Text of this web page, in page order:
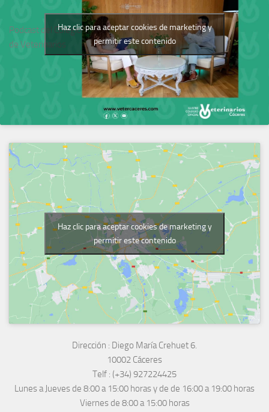
Podcast del Colegio
de Veterinarios
Haz clic para aceptar cookies de marketing y
permitir este contenido
Haz clic para aceptar cookies de marketing y
permitir este contenido
Dirección : Diego María Crehuet 6.
10002 Cáceres
Telf : (+34) 927224425
Lunes a Jueves de 8:00 a 15:00 horas y de de 16:00 a 19:00 horas
Viernes de 8:00 a 15:00 horas